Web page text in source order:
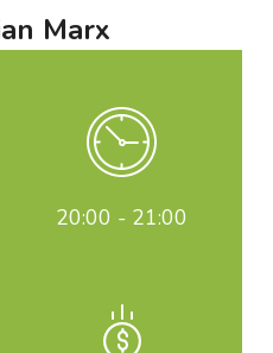
Marx
20:00 - 21:00